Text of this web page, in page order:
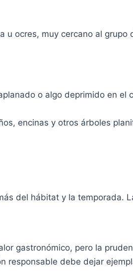
u ocres, muy cercano al grupo
o algo deprimido en
encinas y otros árboles
del hábitat y la temporada.
gastronómico, pero la
responsable debe dejar